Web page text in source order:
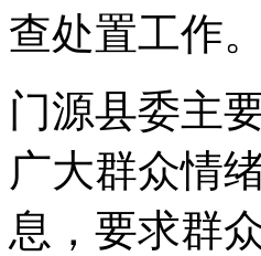
查处置工作。
门源县委主
广大群众情
息，要求群